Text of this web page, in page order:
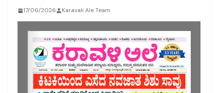
17/06/2026 Karavali Ale Team